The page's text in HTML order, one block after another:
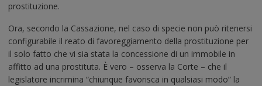
prostituzione.
Ora, secondo la Cassazione, nel caso di specie non può ritenersi
configurabile il reato di favoreggiamento della prostituzione per
il solo fatto che vi sia stata la concessione di un immobile in
affitto ad una prostituta. È vero – osserva la Corte – che il
legislatore incrimina “chiunque favorisca in qualsiasi modo” la